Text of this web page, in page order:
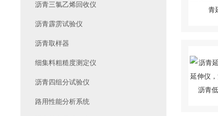
沥青三氯乙烯回收仪
沥青霹雳试验仪
沥青取样器
细集料粗糙度测定仪
沥青四组分试验仪
路用性能分析系统